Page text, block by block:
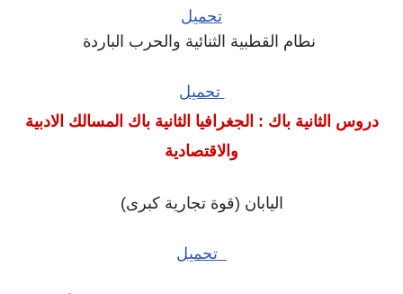
تحميل
نطام القطبية الثنائية والحرب الباردة
تحميل
دروس الثانية باك : الجغرافيا الثانية باك المسالك الادبية
والاقتصادية
اليابان (قوة تجارية كبرى)
تحميل